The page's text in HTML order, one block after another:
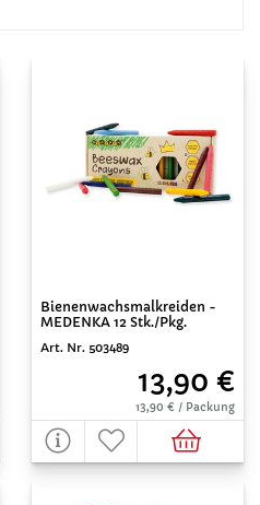
Bienenwachsmalkreiden -
MEDENKA 12 Stk./Pkg.
Art. Nr. 503489
13,90 €
13,90 € / Packung